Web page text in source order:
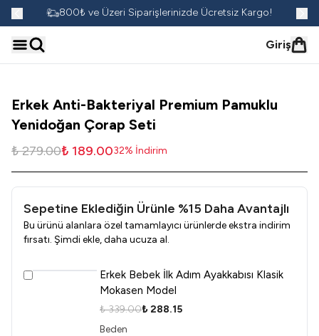
800₺ ve Üzeri Siparişlerinizde Ücretsiz Kargo!
Giriş
Erkek Anti-Bakteriyal Premium Pamuklu
Yenidoğan Çorap Seti
₺ 279.00₺ 189.0032% İndirim
Sepetine Eklediğin Ürünle %15 Daha Avantajlı
Bu ürünü alanlara özel tamamlayıcı ürünlerde ekstra indirim
fırsatı. Şimdi ekle, daha ucuza al.
Erkek Bebek İlk Adım Ayakkabısı Klasik
Mokasen Model
₺ 339.00₺ 288.15
Beden